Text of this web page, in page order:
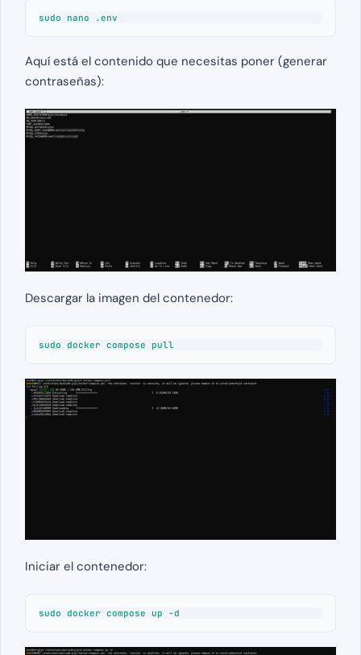
sudo nano .env
Aquí está el contenido que necesitas poner (generar
contraseñas):
Descargar la imagen del contenedor:
sudo docker compose pull
Iniciar el contenedor:
sudo docker compose up -d